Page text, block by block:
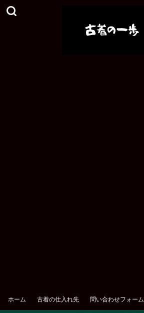
ホーム 古着の仕入れ先 問い合わせフォーム